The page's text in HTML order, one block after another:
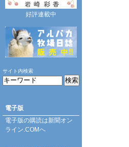
好評連載中
サイト内検索
電子版
電子版の購読は新聞オン
ライン.COMへ